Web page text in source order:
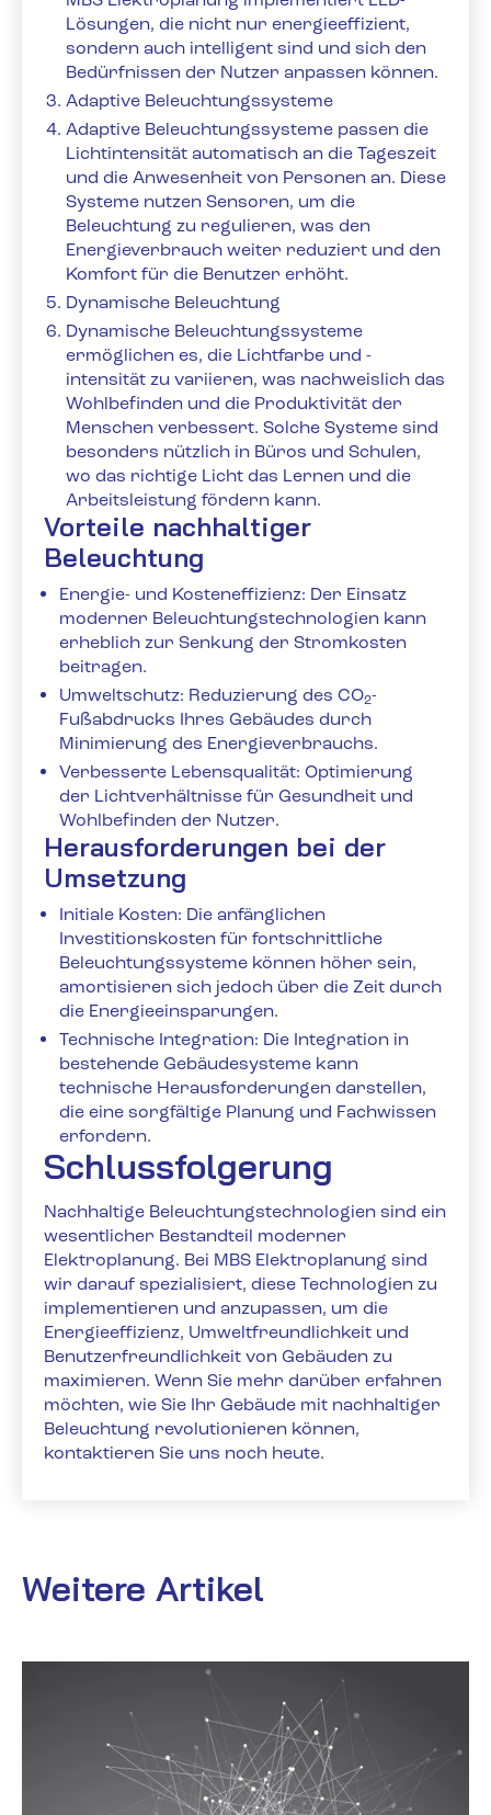
Lösungen, die nicht nur energieeffizient,
sondern auch intelligent sind und sich den
Bedürfnissen der Nutzer anpassen können.
Adaptive Beleuchtungssysteme
Adaptive Beleuchtungssysteme passen die
Lichtintensität automatisch an die Tageszeit
und die Anwesenheit von Personen an. Diese
Systeme nutzen Sensoren, um die
Beleuchtung zu regulieren, was den
Energieverbrauch weiter reduziert und den
Komfort für die Benutzer erhöht.
Dynamische Beleuchtung
Dynamische Beleuchtungssysteme
ermöglichen es, die Lichtfarbe und -
intensität zu variieren, was nachweislich das
Wohlbefinden und die Produktivität der
Menschen verbessert. Solche Systeme sind
besonders nützlich in Büros und Schulen,
wo das richtige Licht das Lernen und die
Arbeitsleistung fördern kann.
Vorteile nachhaltiger
Beleuchtung
Energie- und Kosteneffizienz: Der Einsatz
moderner Beleuchtungstechnologien kann
erheblich zur Senkung der Stromkosten
beitragen.
Umweltschutz: Reduzierung des CO2-
Fußabdrucks Ihres Gebäudes durch
Minimierung des Energieverbrauchs.
Verbesserte Lebensqualität: Optimierung
der Lichtverhältnisse für Gesundheit und
Wohlbefinden der Nutzer.
Herausforderungen bei der
Umsetzung
Initiale Kosten: Die anfänglichen
Investitionskosten für fortschrittliche
Beleuchtungssysteme können höher sein,
amortisieren sich jedoch über die Zeit durch
die Energieeinsparungen.
Technische Integration: Die Integration in
bestehende Gebäudesysteme kann
technische Herausforderungen darstellen,
die eine sorgfältige Planung und Fachwissen
erfordern.
Schlussfolgerung
Nachhaltige Beleuchtungstechnologien sind ein
wesentlicher Bestandteil moderner
Elektroplanung. Bei MBS Elektroplanung sind
wir darauf spezialisiert, diese Technologien zu
implementieren und anzupassen, um die
Energieeffizienz, Umweltfreundlichkeit und
Benutzerfreundlichkeit von Gebäuden zu
maximieren. Wenn Sie mehr darüber erfahren
möchten, wie Sie Ihr Gebäude mit nachhaltiger
Beleuchtung revolutionieren können,
kontaktieren Sie uns noch heute.
Weitere Artikel